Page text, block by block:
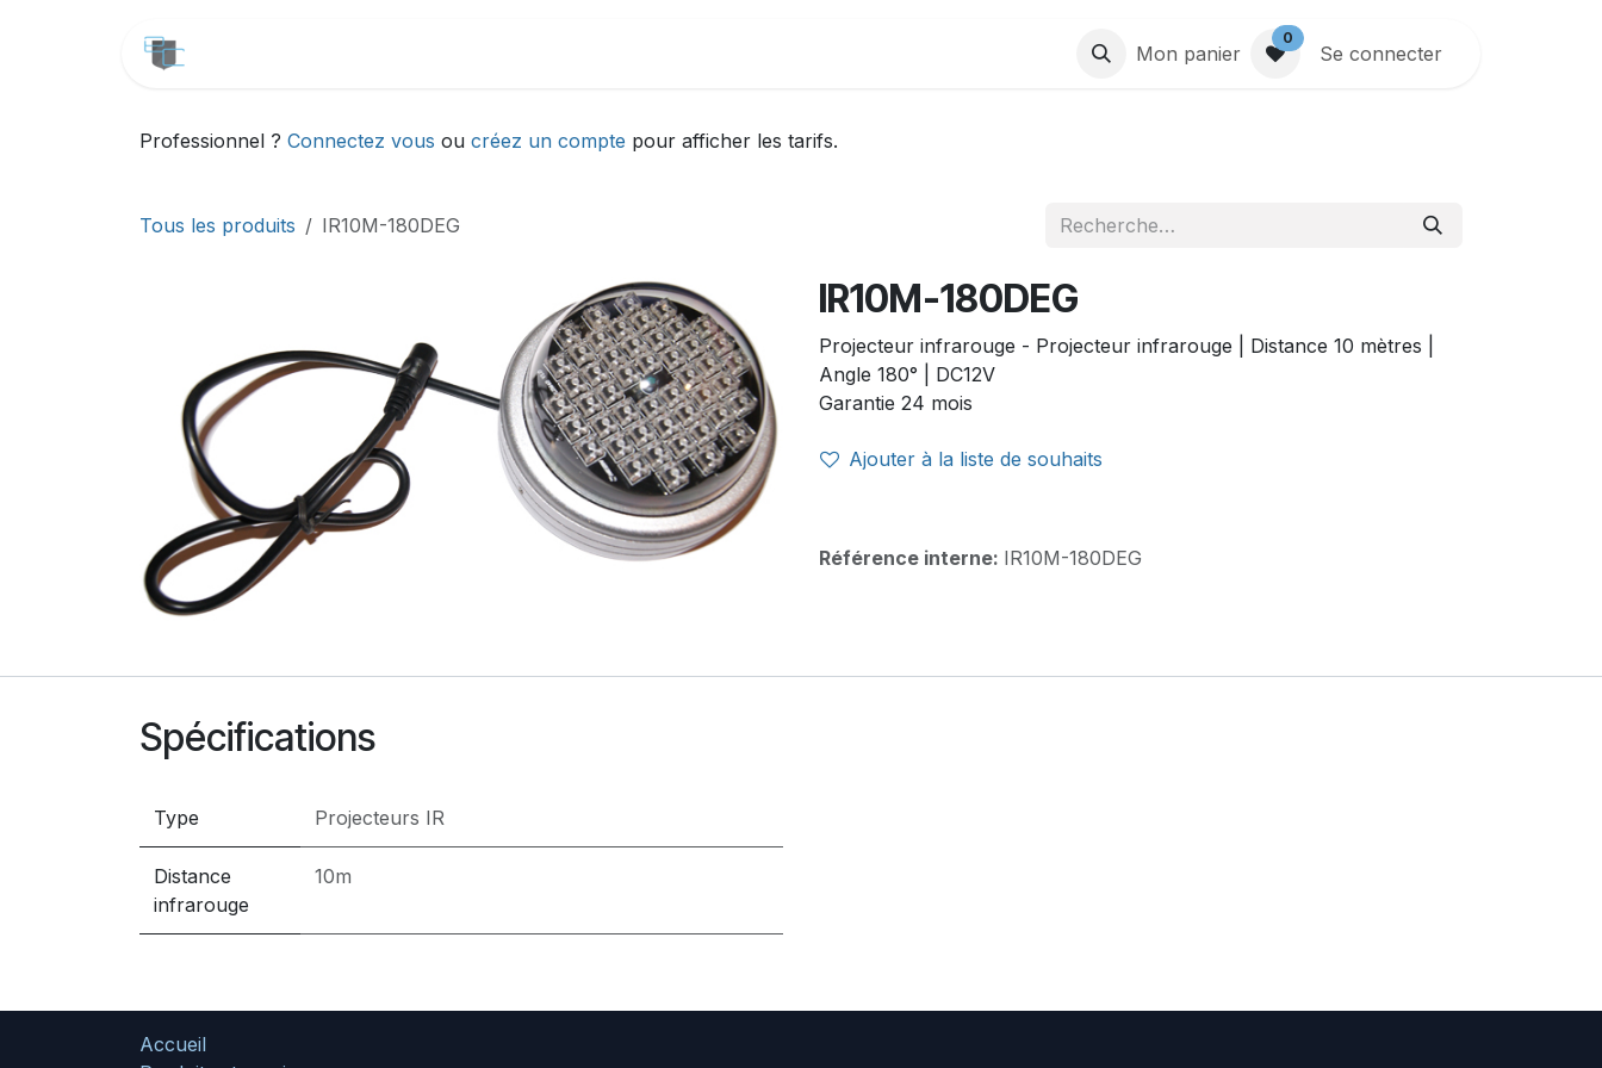
Mon panier
0
Se connecter
Professionnel ? Connectez vous ou créez un compte pour afficher les tarifs.
Tous les produits IR10M-180DEG
IR10M-180DEG
Projecteur infrarouge - Projecteur infrarouge | Distance 10 mètres |
Angle 180° | DC12V
Garantie 24 mois
Ajouter à la liste de souhaits
Référence interne: IR10M-180DEG
Spécifications
Type Projecteurs IR
Distance
infrarouge
10m
Accueil